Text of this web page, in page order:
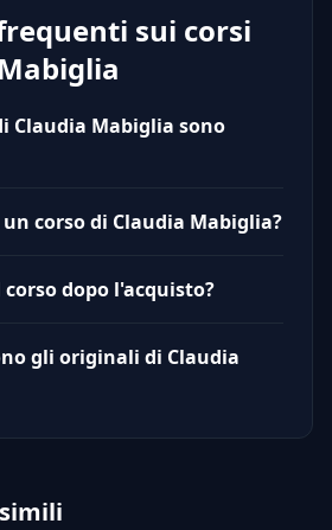
sui corsi
Claudia Mabiglia sono
corso di Claudia Mabiglia?
corso dopo l'acquisto?
gli originali di Claudia